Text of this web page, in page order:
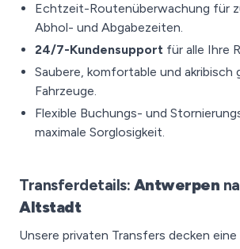
Echtzeit-Routenüberwachung für
Abhol- und Abgabezeiten.
24/7-Kundensupport für alle Ihre
Saubere, komfortable und akribisch
Fahrzeuge.
Flexible Buchungs- und
maximale Sorglosigkeit.
Transferdetails: Antwerpen
Altstadt
Unsere privaten Transfers decken